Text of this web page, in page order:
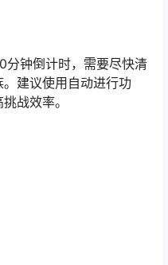
分钟倒计时，需要尽快清
建议使用自动进行功
战效率。